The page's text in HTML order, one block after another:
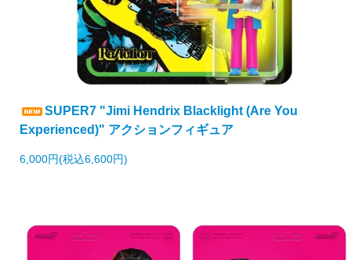
SUPER7 "Jimi Hendrix Blacklight (Are You
Experienced)" アクションフィギュア
6,000円(税込6,600円)